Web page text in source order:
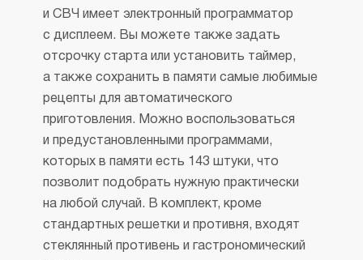
и СВЧ имеет электронный программатор
с дисплеем. Вы можете также задать
отсрочку старта или установить таймер,
а также сохранить в памяти самые любимые
рецепты для автоматического
приготовления. Можно воспользоваться
и предустановленными программами,
которых в памяти есть 143 штуки, что
позволит подобрать нужную практически
на любой случай. В комплект, кроме
стандартных решетки и противня, входят
стеклянный противень и гастрономический